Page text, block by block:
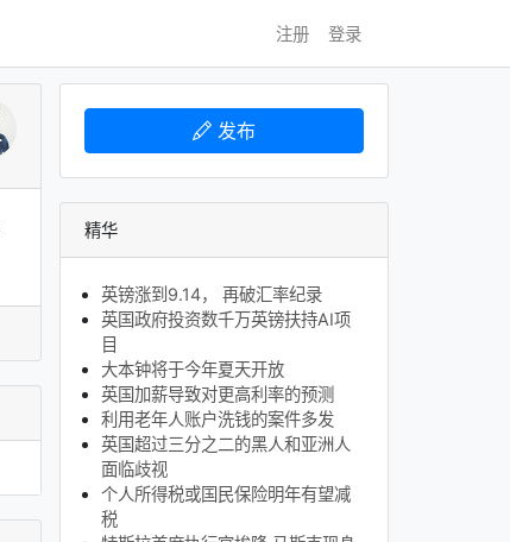
注册 登录
发布
精华
英镑涨到9.14， 再破汇率纪录
英国政府投资数千万英镑扶持AI项
目
大本钟将于今年夏天开放
英国加薪导致对更高利率的预测
利用老年人账户洗钱的案件多发
英国超过三分之二的黑人和亚洲人
面临歧视
个人所得税或国民保险明年有望减
税